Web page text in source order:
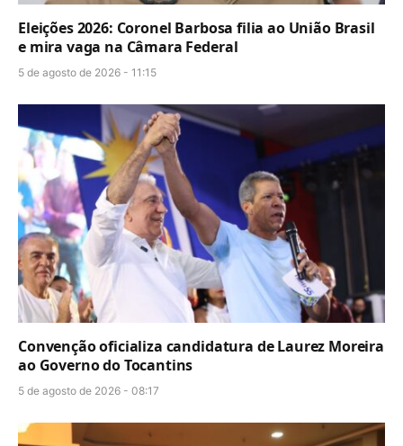
Eleições 2026: Coronel Barbosa filia ao União Brasil
e mira vaga na Câmara Federal
5 de agosto de 2026 - 11:15
Convenção oficializa candidatura de Laurez Moreira
ao Governo do Tocantins
5 de agosto de 2026 - 08:17